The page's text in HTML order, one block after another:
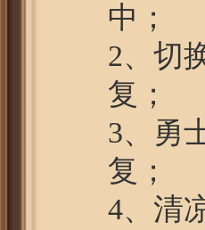
2、切
3、勇
4、清